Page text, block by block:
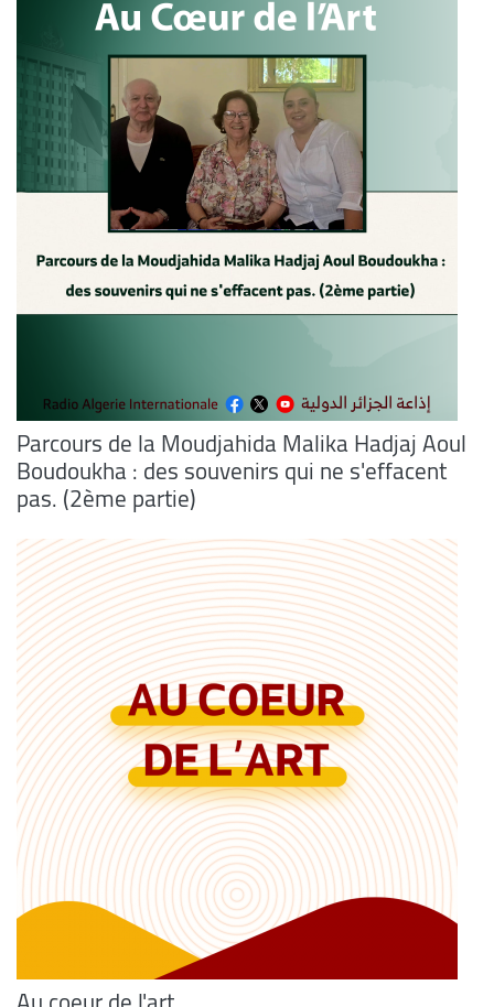
Parcours de la Moudjahida Malika Hadjaj Aoul
Boudoukha : des souvenirs qui ne s'effacent
pas. (2ème partie)